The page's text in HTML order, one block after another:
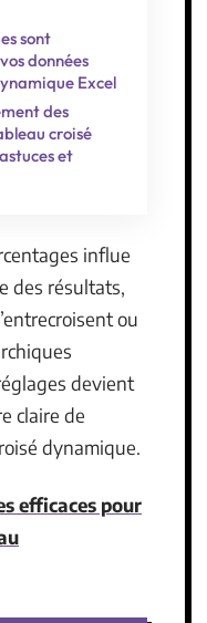
sont
données
Excel
des
croisé
et
influe
des résultats,
ou
devient
claire de
dynamique.
efficaces pour